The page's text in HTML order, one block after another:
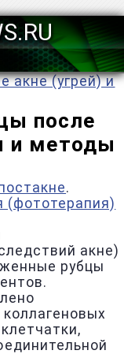
акне (угрей) и
после
и методы
.
(фототерапия)
акне)
рубцы